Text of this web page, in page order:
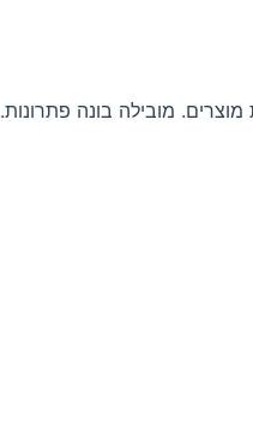
מוצרים. מובילה בונה פתרונות.